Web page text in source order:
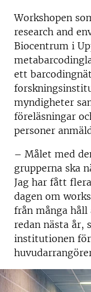
Workshopen
research and
Biocentrum i
ett
myndigheter
föreläsningar
personer
– Målet med
grupperna ska
Jag har fått
dagen om
från många
redan nästa år,
institutionen